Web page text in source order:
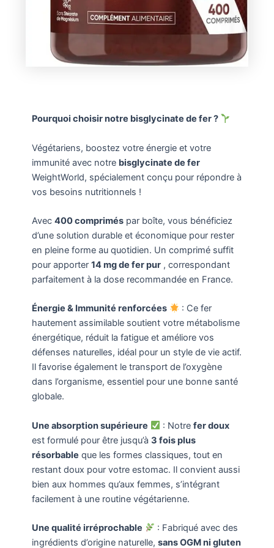
Pourquoi choisir notre bisglycinate de fer ?
Végétariens, boostez votre énergie et votre
immunité avec notre bisglycinate de fer
WeightWorld, spécialement conçu pour répondre à
vos besoins nutritionnels !
Avec 400 compriméspar boîte, vous bénéficiez
d’une solution durable et économique pour rester
en pleine forme au quotidien. Un comprimé suffit
pour apporter 14 mg de fer pur, correspondant
parfaitement à la dose recommandée en France.
Énergie & Immunité renforcées
: Ce fer
hautement assimilable soutient votre métabolisme
énergétique, réduit la fatigue et améliore vos
défenses naturelles, idéal pour un style de vie actif.
Il favorise également le transport de l’oxygène
dans l’organisme, essentiel pour une bonne santé
globale.
Une absorption supérieure : Notrefer doux
est formulé pour être jusqu’à 3 fois plus
résorbable que les formes classiques, tout en
restant doux pour votre estomac. Il convient aussi
bien aux hommes qu’aux femmes, s’intégrant
facilement à une routine végétarienne.
Une qualité irréprochable
: Fabriqué avec des
ingrédients d’origine naturelle, sans OGM ni gluten